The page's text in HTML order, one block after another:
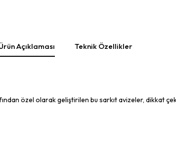
Açıklaması Teknik Özellikler
özel olarak geliştirilen bu sarkıt avizeler, dikkat